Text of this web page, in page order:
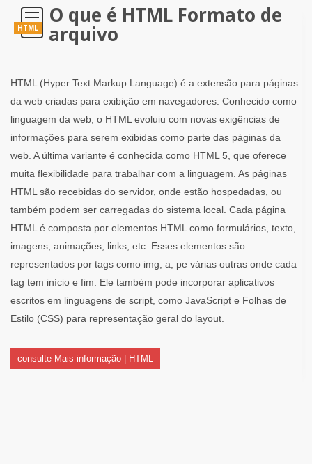
HTML
O que é HTML Formato de
arquivo
HTML (Hyper Text Markup Language) é a extensão para páginas
da web criadas para exibição em navegadores. Conhecido como
linguagem da web, o HTML evoluiu com novas exigências de
informações para serem exibidas como parte das páginas da
web. A última variante é conhecida como HTML 5, que oferece
muita flexibilidade para trabalhar com a linguagem. As páginas
HTML são recebidas do servidor, onde estão hospedadas, ou
também podem ser carregadas do sistema local. Cada página
HTML é composta por elementos HTML como formulários, texto,
imagens, animações, links, etc. Esses elementos são
representados por tags como img, a, pe várias outras onde cada
tag tem início e fim. Ele também pode incorporar aplicativos
escritos em linguagens de script, como JavaScript e Folhas de
Estilo (CSS) para representação geral do layout.
consulte Mais informação | HTML